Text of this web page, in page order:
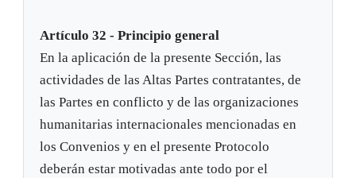
Artículo 32 - Principio general
En la aplicación de la presente Sección, las
actividades de las Altas Partes contratantes, de
las Partes en conflicto y de las organizaciones
humanitarias internacionales mencionadas en
los Convenios y en el presente Protocolo
deberán estar motivadas ante todo por el